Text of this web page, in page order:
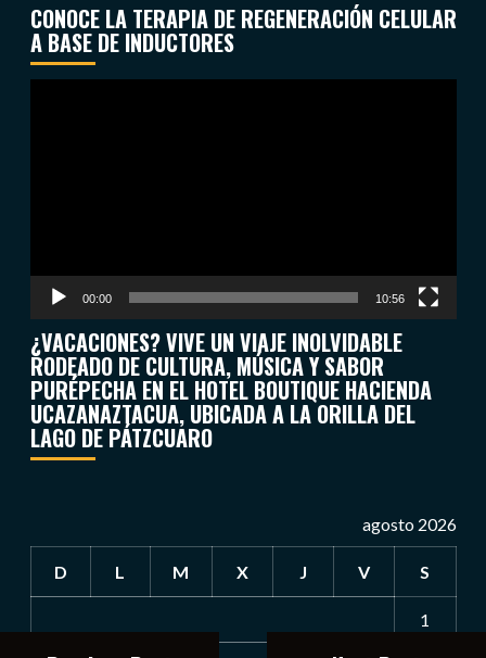
CONOCE LA TERAPIA DE REGENERACIÓN CELULAR
A BASE DE INDUCTORES
00:00 10:56
¿VACACIONES? VIVE UN VIAJE INOLVIDABLE
RODEADO DE CULTURA, MÚSICA Y SABOR
PURÉPECHA EN EL HOTEL BOUTIQUE HACIENDA
UCAZANAZTACUA, UBICADA A LA ORILLA DEL
LAGO DE PÁTZCUARO
agosto 2026
D L M X J V S
1